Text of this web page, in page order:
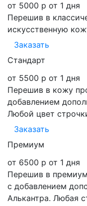
от 5000 р от 1 дня
Перешив в
искусственную
Заказать
Стандарт
от 5500 р от 1 дня
Перешив в кожу
добавлением
Любой цвет
Заказать
Премиум
от 6500 р от 1 дня
Перешив в
с добавлением
Алькантра. Любая